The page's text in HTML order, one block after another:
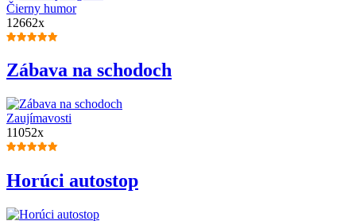
Čierny humor
12662x
Zábava na schodoch
Zaujímavosti
11052x
Horúci autostop